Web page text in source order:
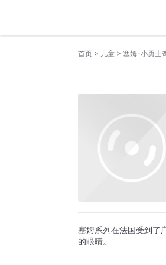
首页 > 儿童 > 塞姆-小勇士
塞姆系列在法国受到了
的眼睛。